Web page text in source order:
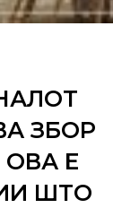
ЗБОР
Е
ШТО